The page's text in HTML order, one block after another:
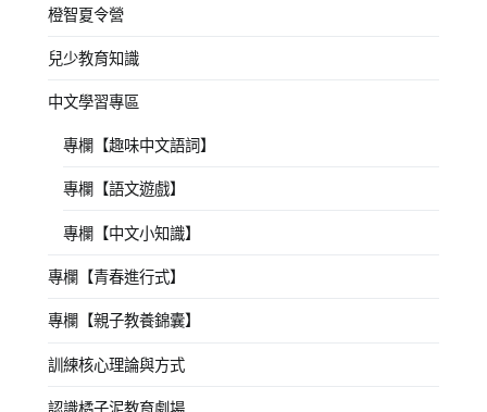
橙智夏令營
兒少教育知識
中文學習專區
專欄【趣味中文語詞】
專欄【語文遊戲】
專欄【中文小知識】
專欄【青春進行式】
專欄【親子教養錦囊】
訓練核心理論與方式
認識橘子泥教育劇場